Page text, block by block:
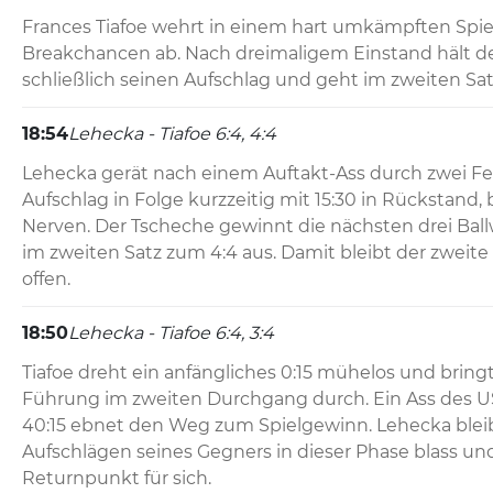
Frances Tiafoe wehrt in einem hart umkämpften
Breakchancen ab. Nach dreimaligem Einstand hält
schließlich seinen Aufschlag und geht im zweiten
18:54Lehecka - Tiafoe 6:4, 4:4
Lehecka gerät nach einem Auftakt-Ass durch zwei
Aufschlag in Folge kurzzeitig mit 15:30 in Rückstand,
Nerven. Der Tscheche gewinnt die nächsten drei
im zweiten Satz zum 4:4 aus. Damit bleibt der
offen.
18:50Lehecka - Tiafoe 6:4, 3:4
Tiafoe dreht ein anfängliches 0:15 mühelos und
Führung im zweiten Durchgang durch. Ein Ass des
40:15 ebnet den Weg zum Spielgewinn. Lehecka
Aufschlägen seines Gegners in dieser Phase blass
Returnpunkt für sich.